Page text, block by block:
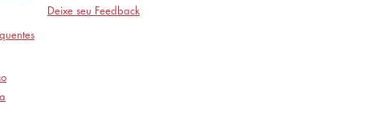
Deixe seu Feedback